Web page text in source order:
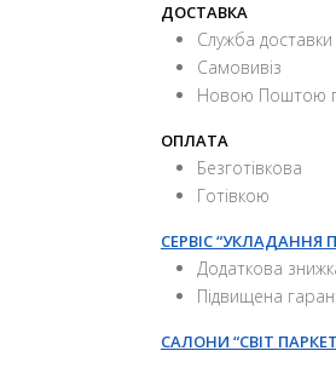
ДОСТАВКА
Служба доставки
Самовивіз
Новою Поштою
ОПЛАТА
Безготівкова
Готівкою
СЕРВІС “УКЛАДАННЯ
Додаткова
Підвищена
САЛОНИ “СВІТ